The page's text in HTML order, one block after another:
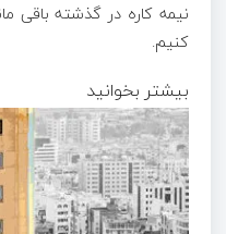
نیمه کاره در گذشته باقی
کنیم.
بیشتر بخوانید